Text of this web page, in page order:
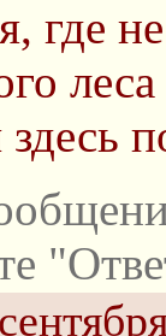
где
здесь